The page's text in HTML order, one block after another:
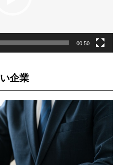
00:50
企業